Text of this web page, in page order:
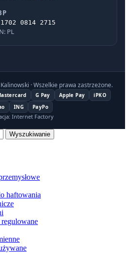
0814 2715
PL
· Wszelkie prawa zastrzeżone.
G Pay Apple Pay
iPKO
ING PayPo
Internet Factory
Wyszukiwanie
haftowania